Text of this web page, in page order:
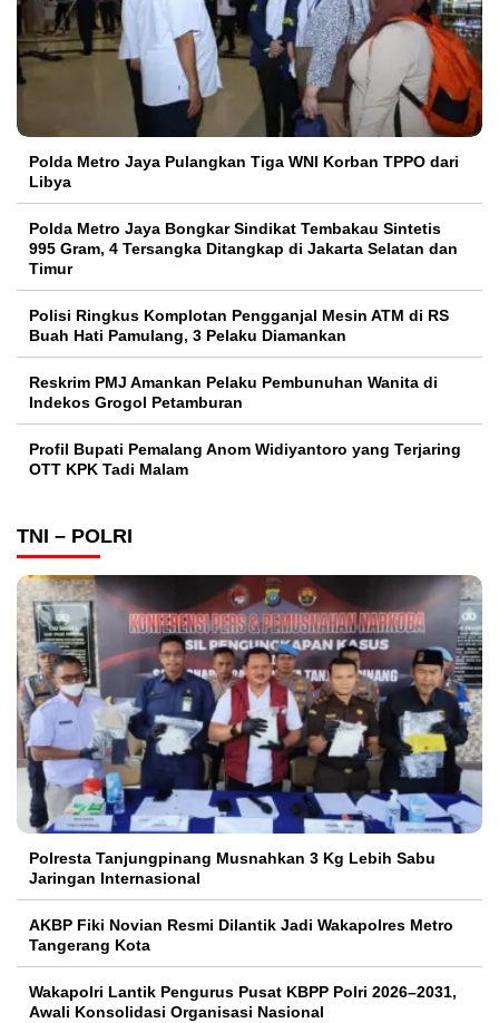
Polda Metro Jaya Pulangkan Tiga WNI Korban TPPO dari
Libya
Polda Metro Jaya Bongkar Sindikat Tembakau Sintetis
995 Gram, 4 Tersangka Ditangkap di Jakarta Selatan dan
Timur
Polisi Ringkus Komplotan Pengganjal Mesin ATM di RS
Buah Hati Pamulang, 3 Pelaku Diamankan
Reskrim PMJ Amankan Pelaku Pembunuhan Wanita di
Indekos Grogol Petamburan
Profil Bupati Pemalang Anom Widiyantoro yang Terjaring
OTT KPK Tadi Malam
TNI – POLRI
Polresta Tanjungpinang Musnahkan 3 Kg Lebih Sabu
Jaringan Internasional
AKBP Fiki Novian Resmi Dilantik Jadi Wakapolres Metro
Tangerang Kota
Wakapolri Lantik Pengurus Pusat KBPP Polri 2026–2031,
Awali Konsolidasi Organisasi Nasional